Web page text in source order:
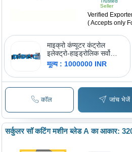
Seller
Verified
( Accepts only
माइक्रो कंप्यूटर कंट्रोल
इलेक्ट्रो-हाइड्रोलिक सर्वो
स्टेटिक लोड एंकर टेस्टिंग
मशीन
मूल्य : 1000000 INR
कॉल जांच भेजें
सर्कुलर सॉ कटिंग मशीन ब्लेड A का आकार: